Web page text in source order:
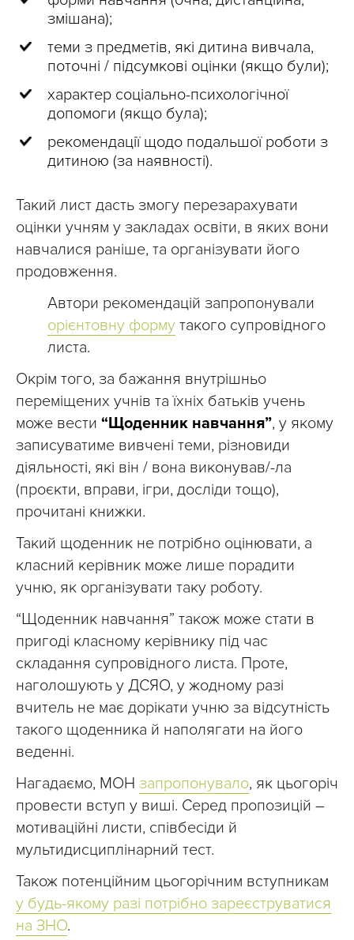
змішана);
теми з предметів, які дитина вивчала,
поточні / підсумкові оцінки (якщо були);
характер соціально-психологічної
допомоги (якщо була);
рекомендації щодо подальшої роботи з
дитиною (за наявності).
Такий лист дасть змогу перезарахувати
оцінки учням у закладах освіти, в яких вони
навчалися раніше, та організувати його
продовження.
Автори рекомендацій запропонували
орієнтовну форму такого супровідного
листа.
Окрім того, за бажання внутрішньо
переміщених учнів та їхніх батьків учень
може вести “Щоденник навчання”, у якому
записуватиме вивчені теми, різновиди
діяльності, які він / вона виконував/-ла
(проєкти, вправи, ігри, досліди тощо),
прочитані книжки.
Такий щоденник не потрібно оцінювати, а
класний керівник може лише порадити
учню, як організувати таку роботу.
“Щоденник навчання” також може стати в
пригоді класному керівнику під час
складання супровідного листа. Проте,
наголошують у ДСЯО, у жодному разі
вчитель не має дорікати учню за відсутність
такого щоденника й наполягати на його
веденні.
Нагадаємо, МОН запропонувало, як цьогоріч
провести вступ у виші. Серед пропозицій –
мотиваційні листи, співбесіди й
мультидисциплінарний тест.
Також потенційним цьогорічним вступникам
у будь-якому разі потрібно зареєструватися
на ЗНО.